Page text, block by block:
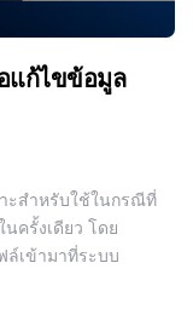
แก้ไขข้อมูล
ะสำหรับใช้ในกรณีที่
ครั้งเดียว โดย
ล์เข้ามาที่ระบบ